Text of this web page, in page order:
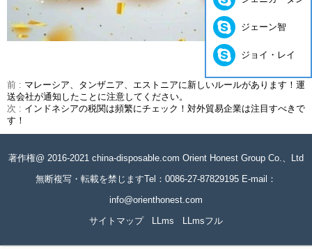
前 : マレーシア、タンザニア、エストニアに新しいルールがあります！運
送会社が通知したことに注意してください。
次 : インドネシアの税関は頻繁にチェック！対外貿易企業は注目すべきで
す！
著作権@ 2016-2021 china-disposable.com Orient Honest Group Co.、Ltd
無断複写・転載を禁じますTel：0086-27-87829195 E-mail：
info@orienthonest.com
サイトマップ
LLms LLmsフル
ジェーン智
ジョイ・レイ